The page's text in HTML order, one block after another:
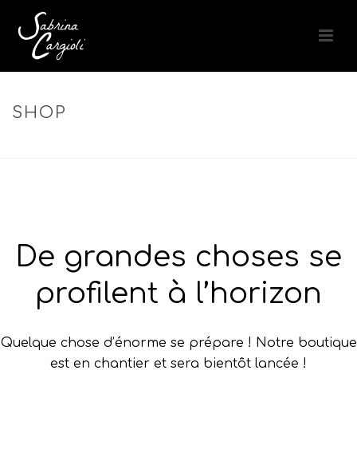
SHOP
De grandes choses se
profilent à l’horizon
Quelque chose d’énorme se prépare ! Notre boutique
est en chantier et sera bientôt lancée !